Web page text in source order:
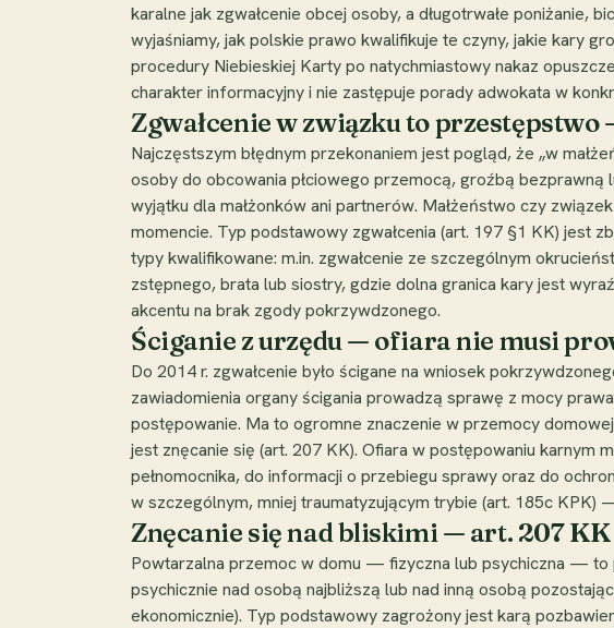
karalne jak zgwałcenie obcej osoby, a długotrwałe poniżanie,
wyjaśniamy, jak polskie prawo kwalifikuje te czyny, jakie kary
procedury Niebieskiej Karty po natychmiastowy nakaz
charakter informacyjny i nie zastępuje porady adwokata w
Zgwałcenie w związku to przestępstwo
Najczęstszym błędnym przekonaniem jest pogląd, że „w
osoby do obcowania płciowego przemocą, groźbą
wyjątku dla małżonków ani partnerów. Małżeństwo czy
momencie. Typ podstawowy zgwałcenia (art. 197 §1 KK) jest
typy kwalifikowane: m.in. zgwałcenie ze szczególnym
zstępnego, brata lub siostry, gdzie dolna granica kary jest
akcentu na brak zgody pokrzywdzonego.
Ściganie z urzędu — ofiara nie musi
Do 2014 r. zgwałcenie było ścigane na wniosek
zawiadomienia organy ścigania prowadzą sprawę z mocy
postępowanie. Ma to ogromne znaczenie w przemocy
jest znęcanie się (art. 207 KK). Ofiara w postępowaniu karnym
pełnomocnika, do informacji o przebiegu sprawy oraz do
w szczególnym, mniej traumatyzującym trybie (art. 185c
Znęcanie się nad bliskimi — art. 207 KK
Powtarzalna przemoc w domu — fizyczna lub psychiczna — to
psychicznie nad osobą najbliższą lub nad inną osobą
ekonomicznie). Typ podstawowy zagrożony jest karą